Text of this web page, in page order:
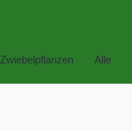
Zwiebelpflanzen Alle